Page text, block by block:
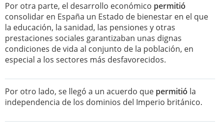
Por otra parte, el desarrollo económico permitió
consolidar en España un Estado de bienestar en el que
la educación, la sanidad, las pensiones y otras
prestaciones sociales garantizaban unas dignas
condiciones de vida al conjunto de la población, en
especial a los sectores más desfavorecidos.
Por otro lado, se llegó a un acuerdo que permitió la
independencia de los dominios del Imperio británico.